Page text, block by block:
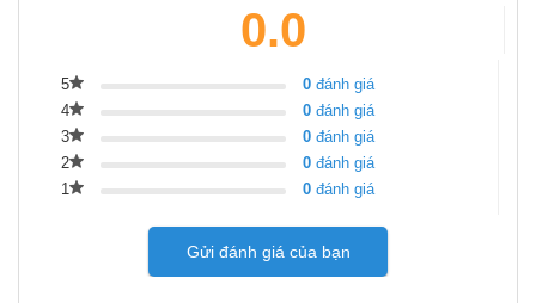
0.0
5 0 đánh giá
4
0 đánh giá
3
0 đánh giá
2
0 đánh giá
1
0 đánh giá
Gửi đánh giá của bạn